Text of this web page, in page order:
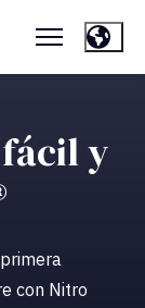
y
con Nitro